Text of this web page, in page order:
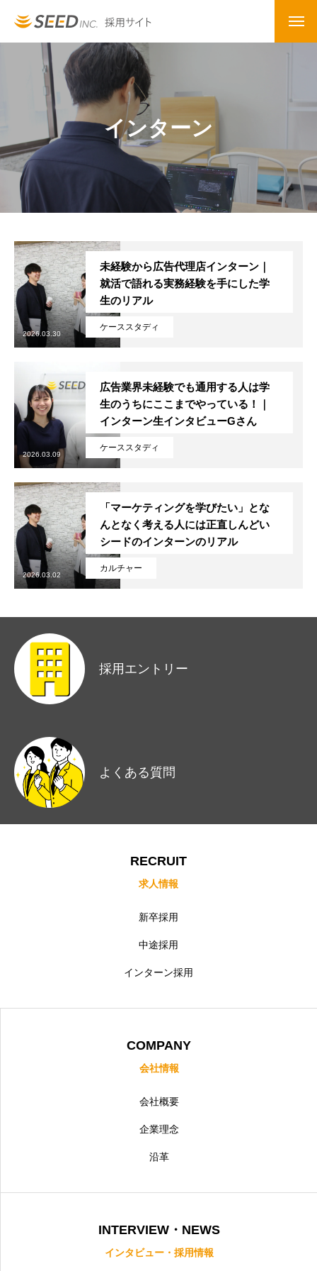
新卒採用
中途採用
インタビュー
ストーリー（NEWS）
採用エントリーフォーム
インターン
ケーススタディ
未経験から広告代理店インターン｜
就活で語れる実務経験を手にした学
生のリアル
2026.03.30
ケーススタディ
広告業界未経験でも通用する人は学
生のうちにここまでやっている！｜
インターン生インタビューGさん
2026.03.09
カルチャー
「マーケティングを学びたい」とな
んとなく考える人には正直しんどい
シードのインターンのリアル
2026.03.02
採用エントリー
よくある質問
RECRUIT
求人情報
新卒採用
中途採用
インターン採用
COMPANY
会社情報
会社概要
企業理念
沿革
INTERVIEW・NEWS
インタビュー・採用情報